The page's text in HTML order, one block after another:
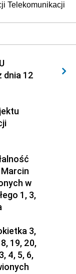
Telekomunikacji
i Budownictwa
201
dnia 12
w
1, 3,
3,
19, 20,
4, 5, 6,